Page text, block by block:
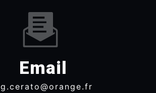
Email
ng.cerato@orange.fr